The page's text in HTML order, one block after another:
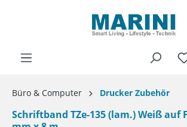
Büro & Computer Drucker Zubehör
Schriftband TZe-135 (lam.) Weiß auf